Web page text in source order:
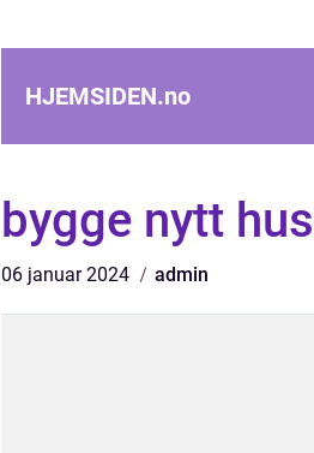
HJEMSIDEN.no
bygge nytt
06 januar 2024 admin